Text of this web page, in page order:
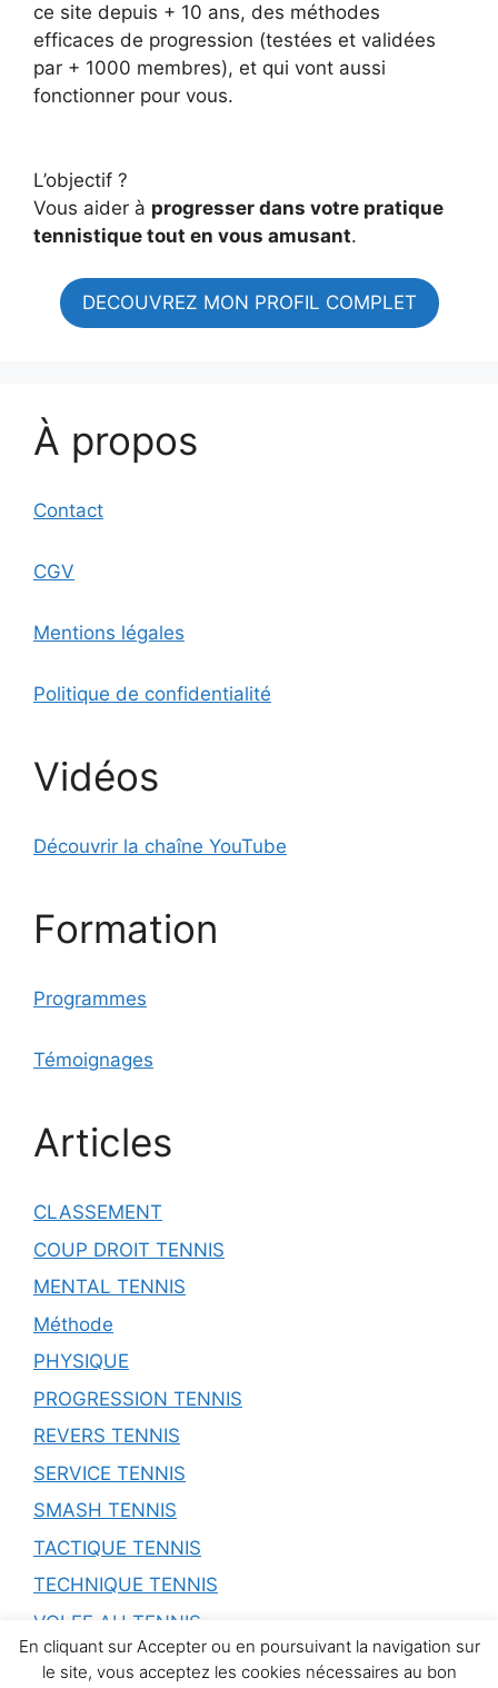
ce site depuis + 10 ans, des méthodes
efficaces de progression (testées et validées
par + 1000 membres), et qui vont aussi
fonctionner pour vous.
L’objectif ?
Vous aider à progresser dans votre pratique
tennistique tout en vous amusant.
DECOUVREZ MON PROFIL COMPLET
À propos
Contact
CGV
Mentions légales
Politique de confidentialité
Vidéos
Découvrir la chaîne YouTube
Formation
Programmes
Témoignages
Articles
CLASSEMENT
COUP DROIT TENNIS
MENTAL TENNIS
Méthode
PHYSIQUE
PROGRESSION TENNIS
REVERS TENNIS
SERVICE TENNIS
SMASH TENNIS
TACTIQUE TENNIS
TECHNIQUE TENNIS
VOLEE AU TENNIS
En cliquant sur Accepter ou en poursuivant la navigation sur
le site, vous acceptez les cookies nécessaires au bon